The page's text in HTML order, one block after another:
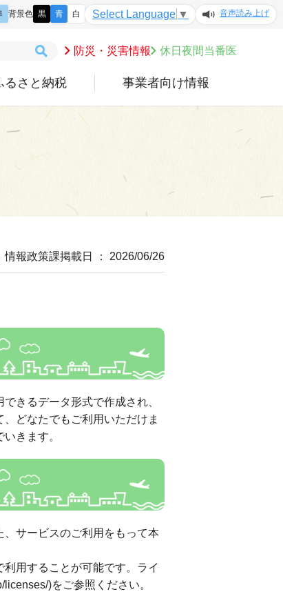
防災・災害情報 休日夜間当番医
るさと納税 事業者向け情報
背景色 黒 青 白 Select Language ▼ 音声読み上げ
情報政策課掲載日 ： 2026/06/26
きるデータ形式で作成され、
どなたでもご利用いただけま
きます。
サービスのご利用をもって本
用することが可能です。ライ
)をご参照ください。